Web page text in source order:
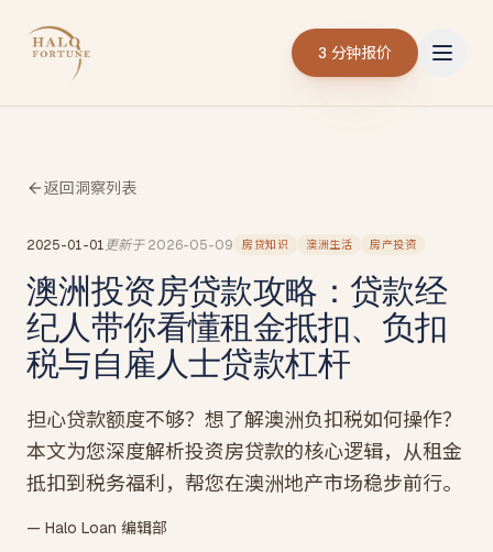
3 分钟报价
返回洞察列表
2025-01-01更新于 2026-05-09 房贷知识 澳洲生活 房产投资
澳洲投资房贷款攻略：贷款经
纪人带你看懂租金抵扣、负扣
税与自雇人士贷款杠杆
担心贷款额度不够？想了解澳洲负扣税如何操作？
本文为您深度解析投资房贷款的核心逻辑，从租金
抵扣到税务福利，帮您在澳洲地产市场稳步前行。
— Halo Loan 编辑部